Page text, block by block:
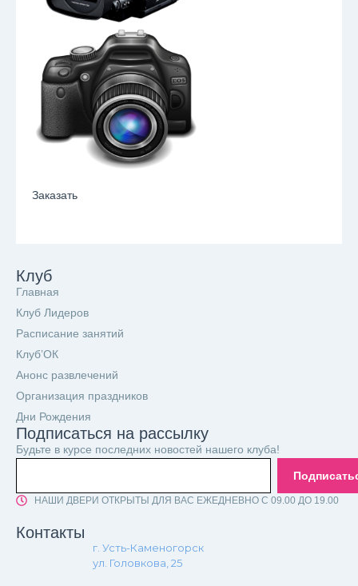
Заказать
Клуб
Главная
Клуб Лидеров
Расписание занятий
Клуб’ОК
Анонс развлечений
Организация праздников
Дни Рождения
Подписаться на рассылку
Будьте в курсе последних новостей нашего клуба!
НАШИ ДВЕРИ ОТКРЫТЫ ДЛЯ ВАС ЕЖЕДНЕВНО С 09.00 ДО 19.00
Контакты
г. Усть-Каменогорск
ул. Головкова, 25